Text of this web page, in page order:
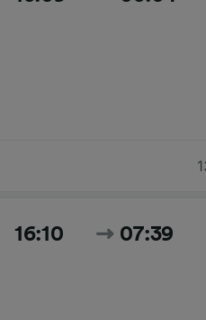
16:10 07:39